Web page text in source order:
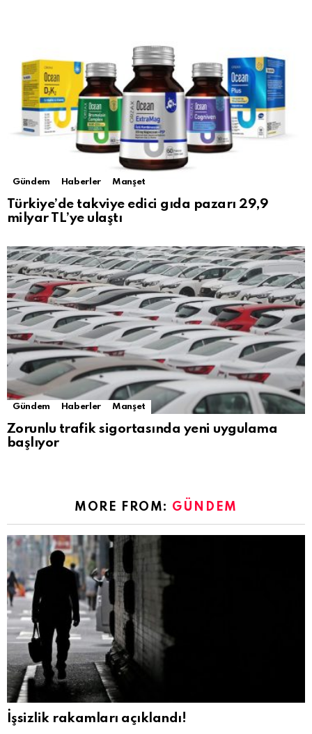
Gündem Haberler Manşet
Türkiye’de takviye edici gıda pazarı 29,9
milyar TL’ye ulaştı
Gündem Haberler Manşet
Zorunlu trafik sigortasında yeni uygulama
başlıyor
MORE FROM: GÜNDEM
İşsizlik rakamları açıklandı!